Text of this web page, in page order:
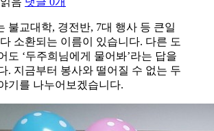
불교대학, 경전반, 7대 행사 등 큰일
소환되는 이름이 있습니다. 다른 도
도 ‘두주희님에게 물어봐’라는 답을
. 지금부터 봉사와 떨어질 수 없는 두
기를 나누어보겠습니다.